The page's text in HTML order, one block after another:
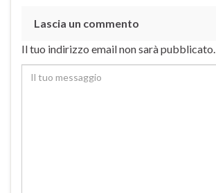
Lascia un commento
Il tuo indirizzo email non sarà pubblicato.